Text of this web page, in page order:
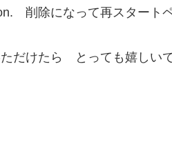
削除になって再スタート
だけたら とっても嬉しい